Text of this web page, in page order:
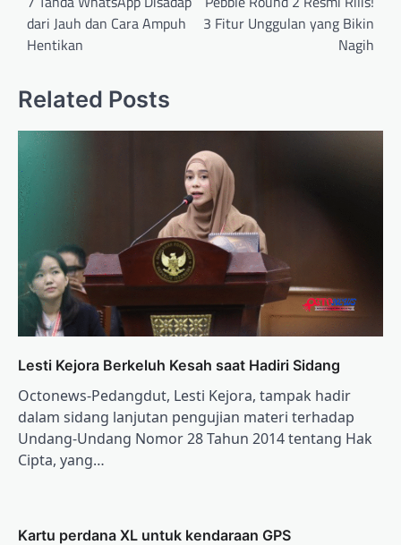
dari Jauh dan Cara Ampuh
Hentikan
3 Fitur Unggulan yang Bikin
Nagih
Related Posts
Lesti Kejora Berkeluh Kesah saat Hadiri Sidang
Octonews-Pedangdut, Lesti Kejora, tampak hadir
dalam sidang lanjutan pengujian materi terhadap
Undang-Undang Nomor 28 Tahun 2014 tentang Hak
Cipta, yang…
Kartu perdana XL untuk kendaraan GPS